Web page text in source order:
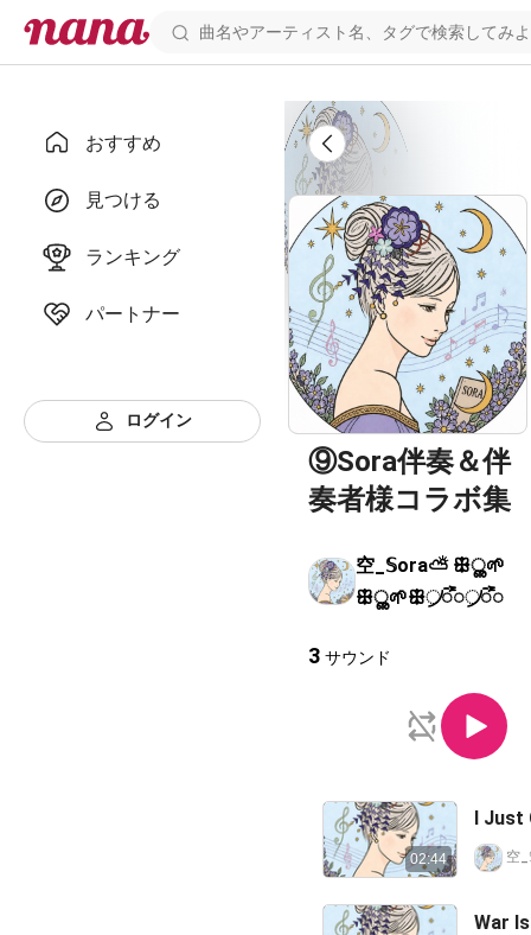
おすすめ
見つける
ランキング
パートナー
ログイン
⑨Sora伴奏＆伴
奏者様コラボ集
空_𝕊ora⛅️ ꕥൢ🌱
ꕥൢ🌱ꕥ᜴ᯭ᯦᜴ᯭ᯦
3 サウンド
02:44
I Just
War Is